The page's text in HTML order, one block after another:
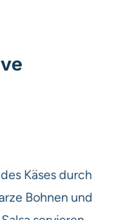
Käses durch
Bohnen und